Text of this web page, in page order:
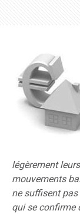
légèrement
mouvements
ne suffisent
qui se confirme